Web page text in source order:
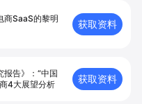
商SaaS的黎明
获取资料
报告》：“中国
4大展望分析
获取资料